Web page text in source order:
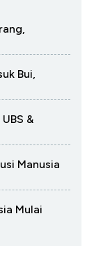
Bui,
&
Manusia
Mulai